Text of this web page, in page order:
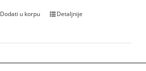
Dodati u korpu Detaljnije